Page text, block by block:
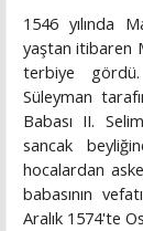
1546 yılında
yaştan itibaren
terbiye
Süleyman
Babası II.
sancak
hocalardan
babasının
Aralık 1574'te